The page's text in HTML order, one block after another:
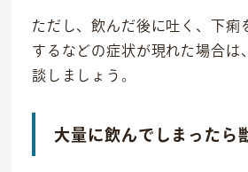
ただし、飲んだ後に吐く、下痢
するなどの症状が現れた場合は
談しましょう。
大量に飲んでしまったら